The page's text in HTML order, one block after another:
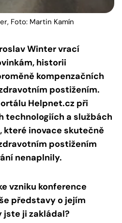
Foto: Martin Kamín
Winter vrací
historii
kompenzačních
postižením.
Helpnet.cz při
technologiích a službách
které inovace skutečně
postižením
nenaplnily.
vzniku konference
představy o jejím
jste ji zakládal?